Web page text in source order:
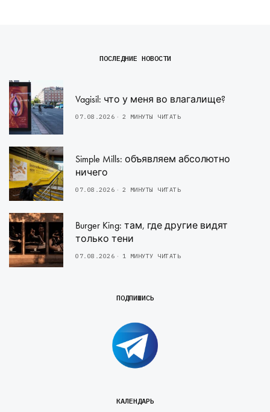
ПОСЛЕДНИЕ НОВОСТИ
Vagisil: что у меня во влагалище?
07.08.2026 2 МИНУТЫ ЧИТАТЬ
Simple Mills: объявляем абсолютно
ничего
07.08.2026 2 МИНУТЫ ЧИТАТЬ
Burger King: там, где другие видят
только тени
07.08.2026 1 МИНУТУ ЧИТАТЬ
ПОДПИШИСЬ
КАЛЕНДАРЬ